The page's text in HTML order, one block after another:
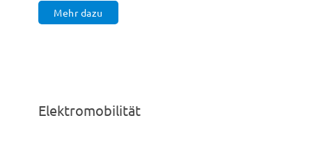
Mehr dazu
Elektromobilität